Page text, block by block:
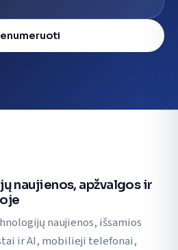
naujienos, apžvalgos ir
naujienos, išsamios
ir AI, mobilieji telefonai,